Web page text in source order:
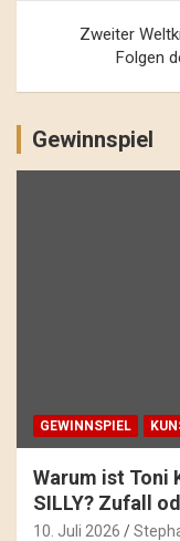
Zweiter
Folgen
Gewinnspiel
GEWINNSPIEL
Warum ist Toni
SILLY? Zufall
10. Juli 2026